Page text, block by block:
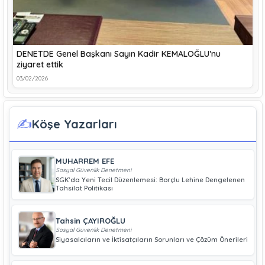
DENETDE Genel Başkanı Sayın Kadir KEMALOĞLU’nu
ziyaret ettik
03/02/2026
✍️Köşe Yazarları
MUHARREM EFE
Sosyal Güvenlik Denetmeni
SGK’da Yeni Tecil Düzenlemesi: Borçlu Lehine Dengelenen
Tahsilat Politikası
Tahsin ÇAYIROĞLU
Sosyal Güvenlik Denetmeni
Siyasalcıların ve İktisatçıların Sorunları ve Çözüm Önerileri